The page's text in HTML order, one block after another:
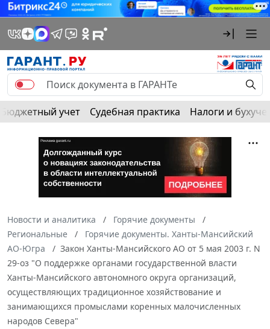
Бюджетный учет Судебная практика Налоги и
Новости и аналитика
Горячие документы
Региональные
Горячие документы. Ханты-Мансийский
АО-Югра
Закон Ханты-Мансийского АО от 5 мая 2003 г. N
29-оз "О поддержке органами государственной власти
Ханты-Мансийского автономного округа организаций,
осуществляющих традиционное хозяйствование и
занимающихся промыслами коренных малочисленных
народов Севера"